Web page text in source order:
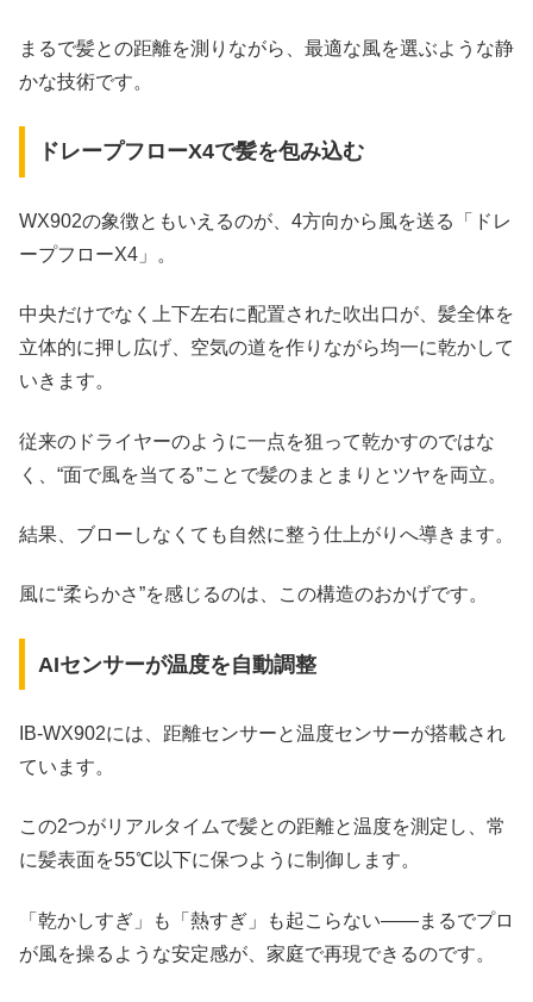
まるで髪との距離を測りながら、最適な風を選ぶような静
かな技術です。
ドレープフローX4で髪を包み込む
WX902の象徴ともいえるのが、4方向から風を送る「ドレ
ープフローX4」。
中央だけでなく上下左右に配置された吹出口が、髪全体を
立体的に押し広げ、空気の道を作りながら均一に乾かして
いきます。
従来のドライヤーのように一点を狙って乾かすのではな
く、“面で風を当てる”ことで髪のまとまりとツヤを両立。
結果、ブローしなくても自然に整う仕上がりへ導きます。
風に“柔らかさ”を感じるのは、この構造のおかげです。
AIセンサーが温度を自動調整
IB-WX902には、距離センサーと温度センサーが搭載され
ています。
この2つがリアルタイムで髪との距離と温度を測定し、常
に髪表面を55℃以下に保つように制御します。
「乾かしすぎ」も「熱すぎ」も起こらない――まるでプロ
が風を操るような安定感が、家庭で再現できるのです。